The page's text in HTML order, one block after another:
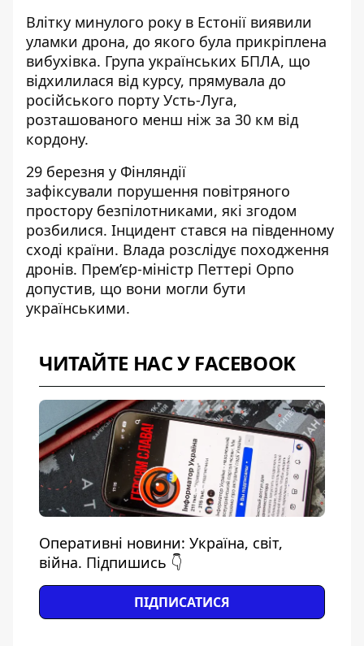
Влітку минулого року в Естонії виявили
уламки дрона, до якого була прикріплена
вибухівка. Група українських БПЛА, що
відхилилася від курсу, прямувала до
російського порту Усть-Луга,
розташованого менш ніж за 30 км від
кордону.
29 березня у Фінляндії
зафіксували порушення повітряного
простору безпілотниками, які згодом
розбилися. Інцидент стався на південному
сході країни. Влада розслідує походження
дронів. Прем’єр-міністр Петтері Орпо
допустив, що вони могли бути
українськими.
ЧИТАЙТЕ НАС У FACEBOOK
Оперативні новини: Україна, світ,
війна. Підпишись 👇
ПІДПИСАТИСЯ